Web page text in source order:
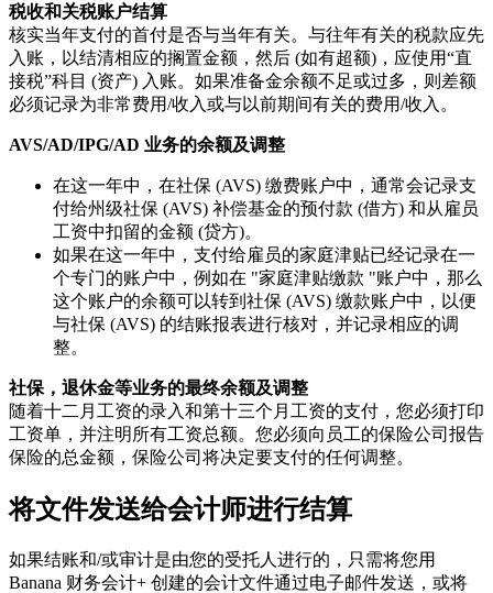
税收和关税账户结算
核实当年支付的首付是否与当年有关。与往年有关的税款应先
入账，以结清相应的搁置金额，然后 (如有超额)，应使用“直
接税”科目 (资产) 入账。如果准备金余额不足或过多，则差额
必须记录为非常费用/收入或与以前期间有关的费用/收入。
AVS/AD/IPG/AD 业务的余额及调整
在这一年中，在社保 (AVS) 缴费账户中，通常会记录支
付给州级社保 (AVS) 补偿基金的预付款 (借方) 和从雇员
工资中扣留的金额 (贷方)。
如果在这一年中，支付给雇员的家庭津贴已经记录在一
个专门的账户中，例如在 "家庭津贴缴款 "账户中，那么
这个账户的余额可以转到社保 (AVS) 缴款账户中，以便
与社保 (AVS) 的结账报表进行核对，并记录相应的调
整。
社保，退休金等业务的最终余额及调整
随着十二月工资的录入和第十三个月工资的支付，您必须打印
工资单，并注明所有工资总额。您必须向员工的保险公司报告
保险的总金额，保险公司将决定要支付的任何调整。
将文件发送给会计师进行结算
如果结账和/或审计是由您的受托人进行的，只需将您用
Banana 财务会计+ 创建的会计文件通过电子邮件发送，或将